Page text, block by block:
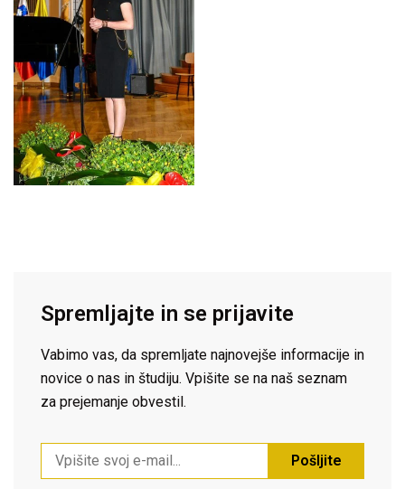
Spremljajte in se prijavite
Vabimo vas, da spremljate najnovejše informacije in
novice o nas in študiju. Vpišite se na naš seznam
za prejemanje obvestil.
Pošljite